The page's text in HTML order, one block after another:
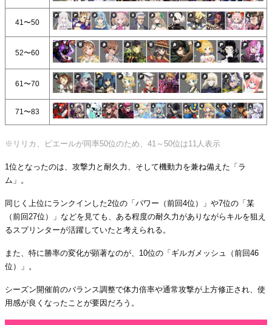
41〜50
52〜60
61〜70
71〜83
※リリカ、ピエールが同率50位のため、41～50位は11人表示
1位となったのは、攻撃力と耐久力、そして機動力を兼ね備えた「ラ
ム」。
同じく上位にランクインした2位の「パワー（前回4位）」や7位の「某
（前回27位）」などを見ても、ある程度の耐久力がありながらキルを狙え
るスプリンターが活躍していたと考えられる。
また、特に勝率の変化が顕著なのが、10位の「ギルガメッシュ（前回46
位）」。
シーズン開催前のバランス調整で体力倍率や通常攻撃が上方修正され、使
用感が良くなったことが要因だろう。